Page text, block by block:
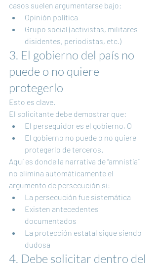
casos suelen argumentarse bajo:
Opinión política
Grupo social (activistas, militares
disidentes, periodistas, etc.)
3. El gobierno del país no
puede o no quiere
protegerlo
Esto es clave.
El solicitante debe demostrar que:
El perseguidor es el gobierno, O
El gobierno no puede o no quiere
protegerlo de terceros.
Aquí es donde la narrativa de “amnistía”
no elimina automáticamente el
argumento de persecución si:
La persecución fue sistemática
Existen antecedentes
documentados
La protección estatal sigue siendo
dudosa
4. Debe solicitar dentro del